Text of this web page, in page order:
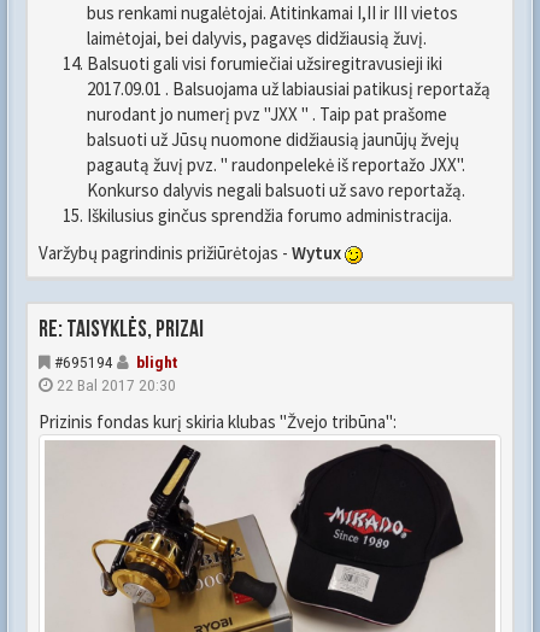
bus renkami nugalėtojai. Atitinkamai I,II ir III vietos
laimėtojai, bei dalyvis, pagavęs didžiausią žuvį.
Balsuoti gali visi forumiečiai užsiregitravusieji iki
2017.09.01 . Balsuojama už labiausiai patikusį reportažą
nurodant jo numerį pvz "JXX " . Taip pat prašome
balsuoti už Jūsų nuomone didžiausią jaunūjų žvejų
pagautą žuvį pvz. " raudonpelekė iš reportažo JXX".
Konkurso dalyvis negali balsuoti už savo reportažą.
Iškilusius ginčus sprendžia forumo administracija.
Varžybų pagrindinis prižiūrėtojas - Wytux
Re: Taisyklės, prizai
#695194
blight
22 Bal 2017 20:30
Prizinis fondas kurį skiria klubas "Žvejo tribūna":